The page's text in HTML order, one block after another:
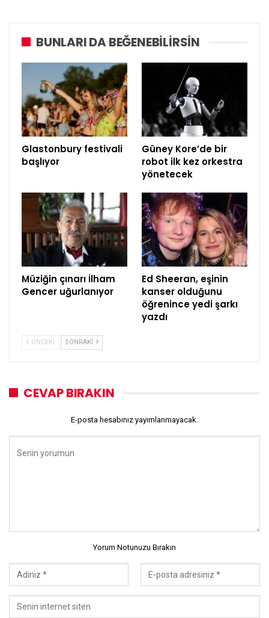
BUNLARI DA BEĞENEBILIRSIN
Glastonbury festivali
başlıyor
Güney Kore’de bir
robot ilk kez orkestra
yönetecek
Müziğin çınarı İlham
Gencer uğurlanıyor
Ed Sheeran, eşinin
kanser olduğunu
öğrenince yedi şarkı
yazdı
ÖNCEKI SONRAKI
CEVAP BIRAKIN
E-posta hesabınız yayımlanmayacak.
Yorum Notunuzu Bırakın